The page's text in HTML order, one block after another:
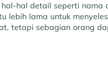
hal detail seperti
lebih lama untuk
tetapi sebagian orang